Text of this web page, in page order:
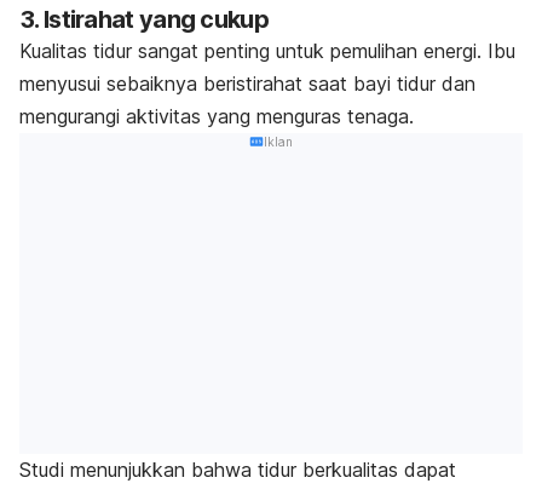
3. Istirahat yang cukup
Kualitas tidur sangat penting untuk pemulihan energi. Ibu
menyusui sebaiknya beristirahat saat bayi tidur dan
mengurangi aktivitas yang menguras tenaga.
Iklan
Studi menunjukkan bahwa tidur berkualitas dapat